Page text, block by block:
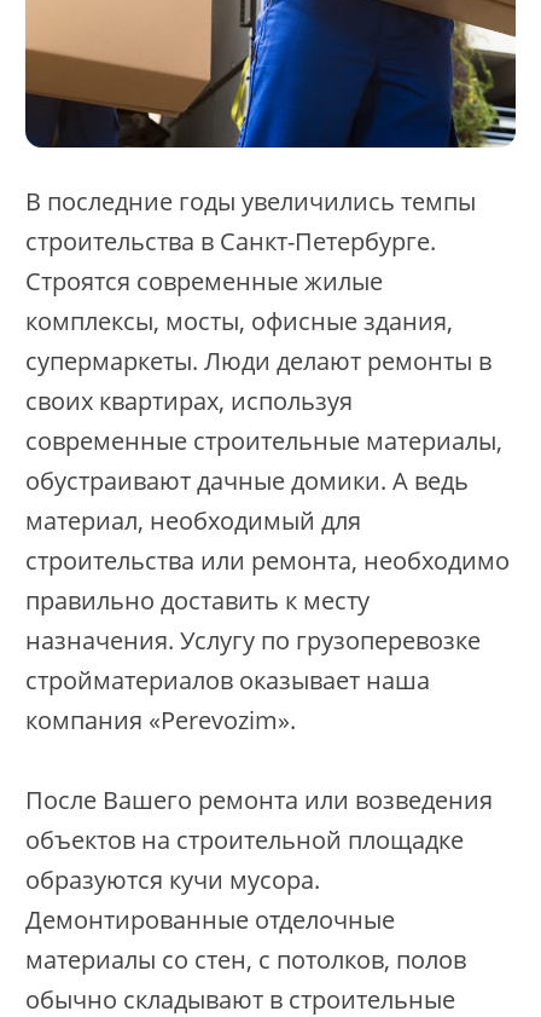
В последние годы увеличились темпы
строительства в Санкт-Петербурге.
Строятся современные жилые
комплексы, мосты, офисные здания,
супермаркеты. Люди делают ремонты в
своих квартирах, используя
современные строительные материалы,
обустраивают дачные домики. А ведь
материал, необходимый для
строительства или ремонта, необходимо
правильно доставить к месту
назначения. Услугу по грузоперевозке
стройматериалов оказывает наша
компания «Perevozim».
После Вашего ремонта или возведения
объектов на строительной площадке
образуются кучи мусора.
Демонтированные отделочные
материалы со стен, с потолков, полов
обычно складывают в строительные